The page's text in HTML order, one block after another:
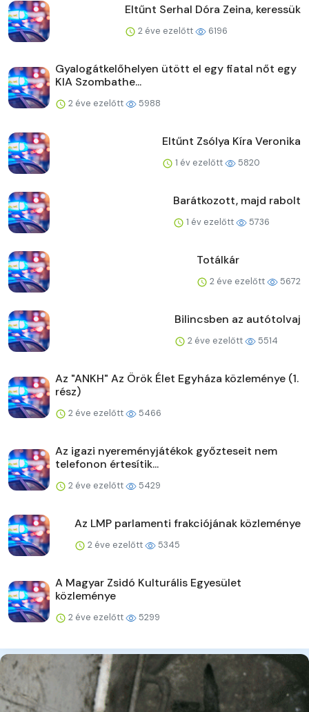
Eltűnt Serhal Dóra Zeina, keressük
2 éve ezelőtt 6196
Gyalogátkelőhelyen ütött el egy fiatal nőt egy
KIA Szombathe...
2 éve ezelőtt 5988
Eltűnt Zsólya Kíra Veronika
1 év ezelőtt 5820
Barátkozott, majd rabolt
1 év ezelőtt 5736
Totálkár
2 éve ezelőtt 5672
Bilincsben az autótolvaj
2 éve ezelőtt 5514
Az "ANKH" Az Örök Élet Egyháza közleménye (1.
rész)
2 éve ezelőtt 5466
Az igazi nyereményjátékok győzteseit nem
telefonon értesítik...
2 éve ezelőtt 5429
Az LMP parlamenti frakciójának közleménye
2 éve ezelőtt 5345
A Magyar Zsidó Kulturális Egyesület
közleménye
2 éve ezelőtt 5299